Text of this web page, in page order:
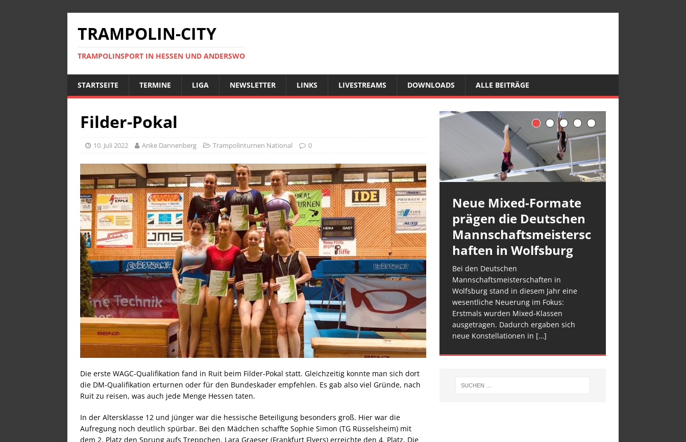
TRAMPOLIN-CITY
TRAMPOLINSPORT IN HESSEN UND ANDERSWO
STARTSEITE TERMINE LIGA NEWSLETTER LINKS LIVESTREAMS DOWNLOADS ALLE BEITRÄGE
Filder-Pokal
10. Juli 2022 Anke Dannenberg Trampolinturnen National 0
Die erste WAGC-Qualifikation fand in Ruit beim Filder-Pokal statt. Gleichzeitig konnte man sich dort
die DM-Qualifikation erturnen oder für den Bundeskader empfehlen. Es gab also viel Gründe, nach
Ruit zu reisen, was auch jede Menge Hessen taten.
In der Altersklasse 12 und jünger war die hessische Beteiligung besonders groß. Hier war die
Aufregung noch deutlich spürbar. Bei den Mädchen schaffte Sophie Simon (TG Rüsselsheim) mit
dem 2. Platz den Sprung aufs Treppchen. Lara Graeser (Frankfurt Flyers) erreichte den 4. Platz. Die
Neue Mixed-Formate
prägen die Deutschen
Mannschaftsmeistersc
haften in Wolfsburg
Bei den Deutschen
Mannschaftsmeisterschaften in
Wolfsburg stand in diesem Jahr eine
wesentliche Neuerung im Fokus:
Erstmals wurden Mixed-Klassen
ausgetragen. Dadurch ergaben sich
neue Konstellationen in […]